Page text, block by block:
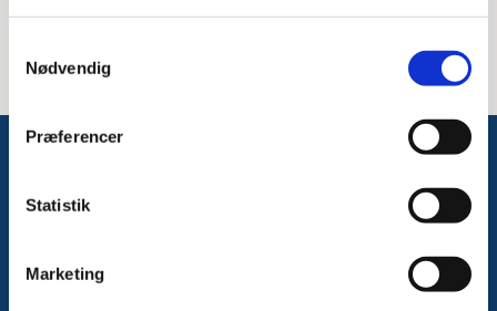
Nødvendig
Præferencer
Statistik
Marketing